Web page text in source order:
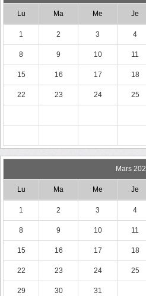
Lu Ma Me Je
1 2 3 4
8 9 10 11
15 16 17 18
22 23 24 25
Mars
Lu Ma Me Je
1 2 3 4
8 9 10 11
15 16 17 18
22 23 24 25
29 30 31